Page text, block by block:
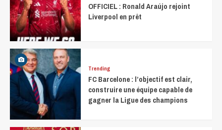
OFFICIEL : Ronald Araújo rejoint
Liverpool en prêt
Trending
FC Barcelone : l’objectif est clair,
construire une équipe capable de
gagner la Ligue des champions